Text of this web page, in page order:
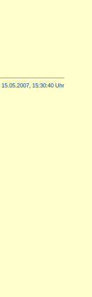
15.05.2007, 15:30:40 Uhr